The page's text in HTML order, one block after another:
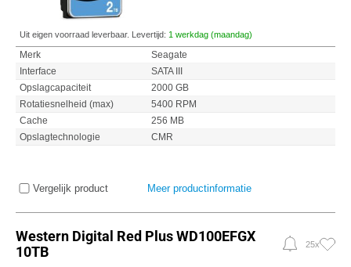
Uit eigen voorraad leverbaar. Levertijd: 1 werkdag (maandag)
Merk
Seagate
Interface
SATA III
Opslagcapaciteit
2000 GB
Rotatiesnelheid (max)
5400 RPM
Cache
256 MB
Opslagtechnologie
CMR
Vergelijk product Meer productinformatie
Western Digital Red Plus WD100EFGX
10TB
25x